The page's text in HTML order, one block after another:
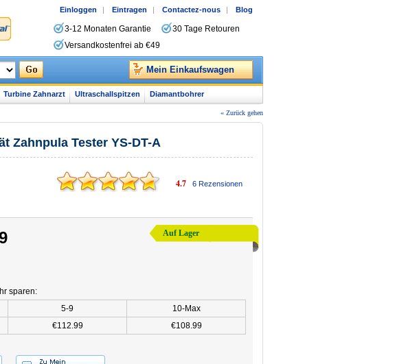
Einloggen | Eintragen | Contactez-nous | Blog
3-12 Monaten Garantie
30 Tage Retouren
Versandkostenfrei ab €49
Mein Einkaufswagen
Turbine Zahnarzt Ultraschallspitzen Diamantbohrer
« Zurück gehen
Zahnpula Tester YS-DT-A
4.7 6 Rezensionen
Auf Lager
sparen:
5-9
10-Max
€112.99 €108.99